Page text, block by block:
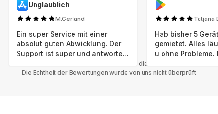
Unglaublich
M.Gerland
Ein super Service mit einer
absolut guten Abwicklung. Der
Support ist super und antworte
Tatjana
Hab bisher 5
gemietet. Alles
u ohne Probleme.
einwandfreien
Alle Bewertungen beziehen sich auf die Grover App.
Die Echtheit der Bewertungen wurde von uns nicht überprüft